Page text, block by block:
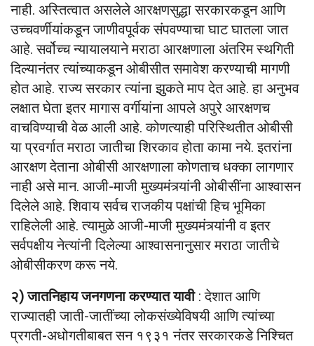
नाही. अस्तित्वात असलेले आरक्षणसुद्धा सरकारकडून आणि
उच्चवर्णीयांकडून जाणीवपूर्वक संपवण्याचा घाट घातला जात
आहे. सर्वोच्च न्यायालयाने मराठा आरक्षणाला अंतरिम स्थगिती
दिल्यानंतर त्यांच्याकडून ओबीसीत समावेश करण्याची मागणी
होत आहे. राज्य सरकार त्यांना झुकते माप देत आहे. हा अनुभव
लक्षात घेता इतर मागास वर्गीयांना आपले अपुरे आरक्षणच
वाचविण्याची वेळ आली आहे. कोणत्याही परिस्थितीत ओबीसी
या प्रवर्गात मराठा जातीचा शिरकाव होता कामा नये. इतरांना
आरक्षण देताना ओबीसी आरक्षणाला कोणताच धक्का लागणार
नाही असे मान. आजी-माजी मुख्यमंत्र्यांनी ओबीसींना आश्वासन
दिलेले आहे. शिवाय सर्वच राजकीय पक्षांची हिच भूमिका
राहिलेली आहे. त्यामुळे आजी-माजी मुख्यमंत्र्यांनी व इतर
सर्वपक्षीय नेत्यांनी दिलेल्या आश्वासनानुसार मराठा जातीचे
ओबीसीकरण करू नये.
२) जातनिहाय जनगणना करण्यात यावी: देशात आणि
राज्यातही जाती-जातींच्या लोकसंख्येविषयी आणि त्यांच्या
प्रगती-अधोगतीबाबत सन १९३१ नंतर सरकारकडे निश्चित